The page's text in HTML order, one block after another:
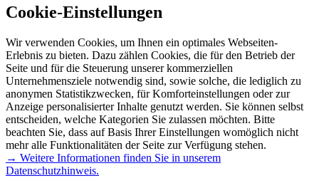
Cookie-Einstellungen
Wir verwenden Cookies, um Ihnen ein optimales Webseiten-
Erlebnis zu bieten. Dazu zählen Cookies, die für den Betrieb der
Seite und für die Steuerung unserer kommerziellen
Unternehmensziele notwendig sind, sowie solche, die lediglich zu
anonymen Statistikzwecken, für Komforteinstellungen oder zur
Anzeige personalisierter Inhalte genutzt werden. Sie können selbst
entscheiden, welche Kategorien Sie zulassen möchten. Bitte
beachten Sie, dass auf Basis Ihrer Einstellungen womöglich nicht
mehr alle Funktionalitäten der Seite zur Verfügung stehen.
→ Weitere Informationen finden Sie in unserem
Datenschutzhinweis.